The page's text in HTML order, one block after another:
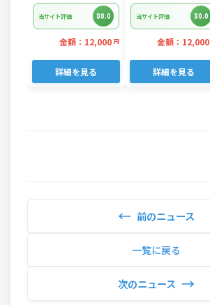
当サイト評価 80.0
金額：12,000 円
詳細を見る
ス 3kg 22個入り
当サイト評価 80.0
金額：12,000
詳細を見る
← 前のニュース
一覧に戻る
次のニュース →